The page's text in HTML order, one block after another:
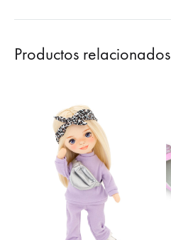
Productos relacionados